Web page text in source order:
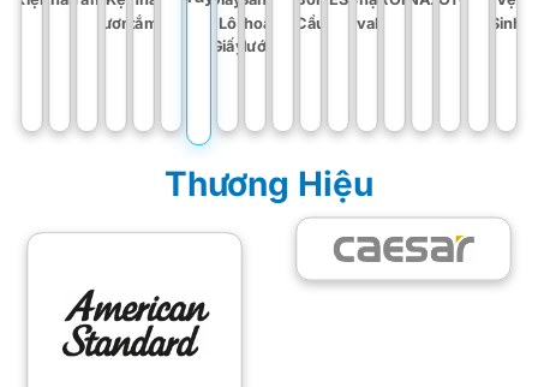
Gươngtắm
Lô
Giấy
Thoát
Nước
Cầu
Lavabo
Sinh
Thương Hiệu